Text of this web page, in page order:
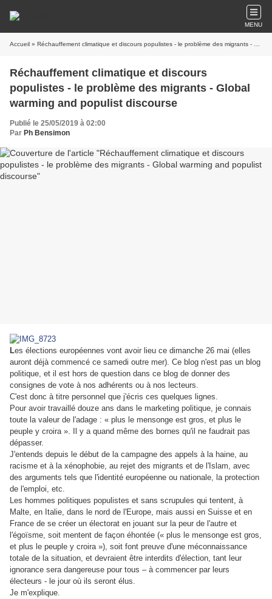
MENU
Accueil » Réchauffement climatique et discours populistes - le problème des migrants - Global warming and populist discourse
Réchauffement climatique et discours
populistes - le problème des migrants - Global
warming and populist discourse
Publié le 25/05/2019 à 02:00
Par Ph Bensimon
Les élections européennes vont avoir lieu ce dimanche 26 mai (elles
auront déjà commencé ce samedi outre mer). Ce blog n'est pas un blog
politique, et il est hors de question dans ce blog de donner des
consignes de vote à nos adhérents ou à nos lecteurs.
C'est donc à titre personnel que j'écris ces quelques lignes.
Pour avoir travaillé douze ans dans le marketing politique, je connais
toute la valeur de l'adage : « plus le mensonge est gros, et plus le
peuple y croira ». Il y a quand même des bornes qu'il ne faudrait pas
dépasser.
J'entends depuis le début de la campagne des appels à la haine, au
racisme et à la xénophobie, au rejet des migrants et de l'Islam, avec
des arguments tels que l'identité européenne ou nationale, la protection
de l'emploi, etc.
Les hommes politiques populistes et sans scrupules qui tentent, à
Malte, en Italie, dans le nord de l'Europe, mais aussi en Suisse et en
France de se créer un électorat en jouant sur la peur de l'autre et
l'égoïsme, soit mentent de façon éhontée (« plus le mensonge est gros,
et plus le peuple y croira »), soit font preuve d'une méconnaissance
totale de la situation, et devraient être interdits d'élection, tant leur
ignorance sera dangereuse pour tous – à commencer par leurs
électeurs - le jour où ils seront élus.
Je m'explique.